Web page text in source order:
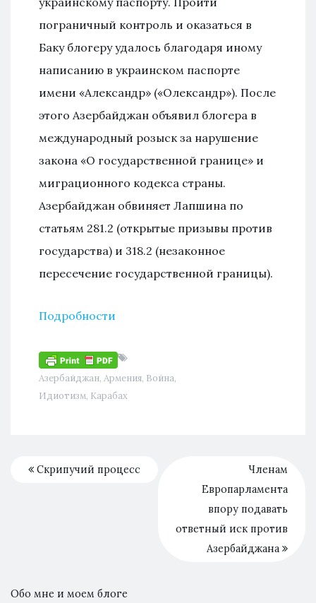
пограничный контроль и оказаться в
Баку блогеру удалось благодаря иному
написанию в украинском паспорте
имени «Александр» («Олександр»). После
этого Азербайджан объявил блогера в
международный розыск за нарушение
закона «О государственной границе» и
миграционного кодекса страны.
Азербайджан обвиняет Лапшина по
статьям 281.2 (открытые призывы против
государства) и 318.2 (незаконное
пересечение государственной границы).
Подробности
Азербайджан, Армения, Война,
Идиотизм, Карабах
Скрипучий процесс
Членам
Европарламента
впору подавать
ответный иск против
Азербайджана
Обо мне и моем блоге